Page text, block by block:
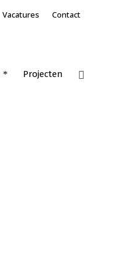
Vacatures Contact
Projecten